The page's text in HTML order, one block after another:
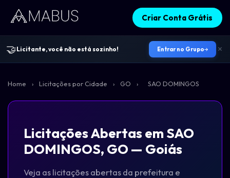
Criar Conta Grátis
🤝Licitante, você não está sozinho! Entrar no Grupo
Home › Licitações por Cidade › GO › SAO DOMINGOS
Licitações Abertas em SAO
DOMINGOS, GO — Goiás
Veja as licitações abertas da prefeitura e